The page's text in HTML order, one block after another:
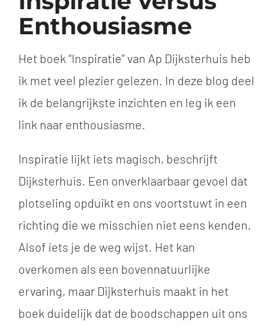
Enthousiasme
Het boek “Inspiratie” van Ap Dijksterhuis heb
ik met veel plezier gelezen. In deze blog deel
ik de belangrijkste inzichten en leg ik een
link naar enthousiasme.
Inspiratie lijkt iets magisch, beschrijft
Dijksterhuis. Een onverklaarbaar gevoel dat
plotseling opduikt en ons voortstuwt in een
richting die we misschien niet eens kenden.
Alsof iets je de weg wijst. Het kan
overkomen als een bovennatuurlijke
ervaring, maar Dijksterhuis maakt in het
boek duidelijk dat de boodschappen uit ons